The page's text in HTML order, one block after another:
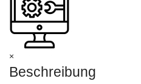
×
Beschreibung